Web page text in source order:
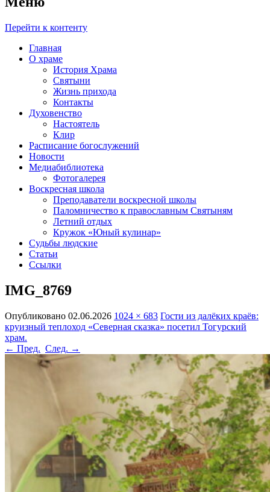
Перейти к контенту
Главная
О храме
История Храма
Святыни
Жизнь прихода
Контакты
Духовенство
Настоятель
Клир
Расписание богослужений
Новости
Медиабиблиотека
Фотогалерея
Воскресная школа
Преподаватели воскресной школы
Паломничество к православным Святыням
Летний отдых
Кружок «Юный кулинар»
Судьбы людские
Статьи
Ссылки
IMG_8769
Опубликовано 02.06.2026 1024 × 683 Гости из далёких краёв:
круизный теплоход «Северная сказка» посетил Тогурский
храм.
← Пред. След. →